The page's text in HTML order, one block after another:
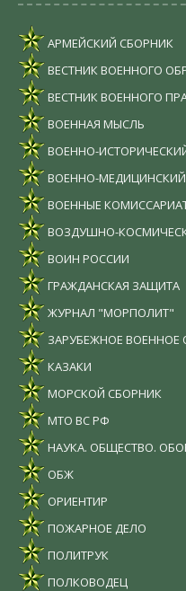
АРМЕЙСКИЙ СБОРНИК
ВЕСТНИК ВОЕННОГО
ВЕСТНИК ВОЕННОГО
ВОЕННАЯ МЫСЛЬ
ВОЕННО-
ВОЕННО-
ВОЕННЫЕ
ВОЗДУШНО-
ВОИН РОССИИ
ГРАЖДАНСКАЯ ЗАЩИТА
ЖУРНАЛ "МОРПОЛИТ"
ЗАРУБЕЖНОЕ ВОЕННОЕ
КАЗАКИ
МОРСКОЙ СБОРНИК
МТО ВС РФ
НАУКА. ОБЩЕСТВО.
ОБЖ
ОРИЕНТИР
ПОЖАРНОЕ ДЕЛО
ПОЛИТРУК
ПОЛКОВОДЕЦ